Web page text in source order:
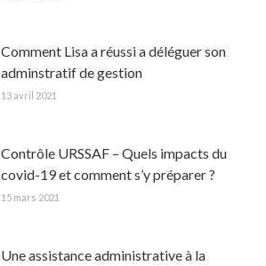
Comment Lisa a réussi a déléguer son
adminstratif de gestion
13 avril 2021
Contrôle URSSAF – Quels impacts du
covid-19 et comment s’y préparer ?
15 mars 2021
Une assistance administrative à la